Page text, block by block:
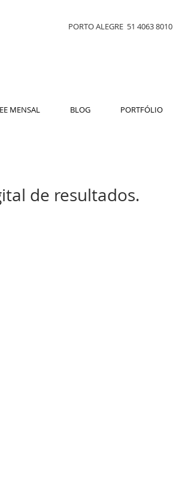
PORTO ALEGRE 51 4063 8010
MENSAL BLOG PORTFÓLIO
de resultados.